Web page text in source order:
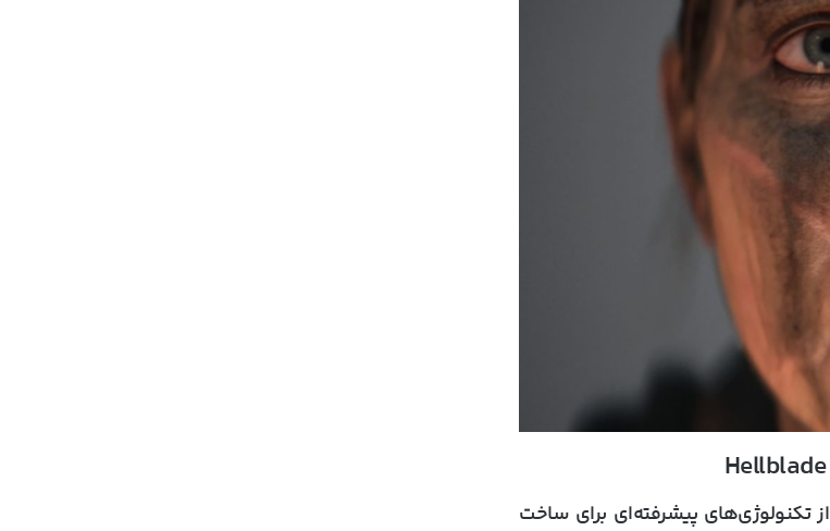
گرافیک Hellblade 2 واقعاً خیره‌کننده‌ست. استودیوی Ninja Theory از تکنولوژی‌های پیشرفته‌ای برای ساخت